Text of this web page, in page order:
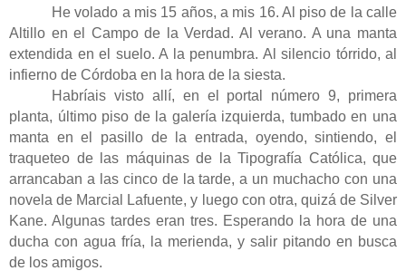
He volado a mis 15 años, a mis 16. Al piso de la calle
Altillo en el Campo de la Verdad. Al verano. A una manta
extendida en el suelo. A la penumbra. Al silencio tórrido, al
infierno de Córdoba en la hora de la siesta.
Habríais visto allí, en el portal número 9, primera
planta, último piso de la galería izquierda, tumbado en una
manta en el pasillo de la entrada, oyendo, sintiendo, el
traqueteo de las máquinas de la Tipografía Católica, que
arrancaban a las cinco de la tarde, a un muchacho con una
novela de Marcial Lafuente, y luego con otra, quizá de Silver
Kane. Algunas tardes eran tres. Esperando la hora de una
ducha con agua fría, la merienda, y salir pitando en busca
de los amigos.